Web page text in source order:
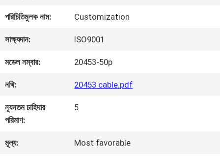
আমাদের
সম্বন্ধে
কারখানা
পরিদর্শন
গুণমান
পরিচিতিমুলক নাম: Customization
সাক্ষ্যদান: ISO9001
মডেল নম্বার: 20453-50p
নথি: 20453 cable.pdf
ন্যূনতম চাহিদার
পরিমাণ:
5
মূল্য: Most favorable